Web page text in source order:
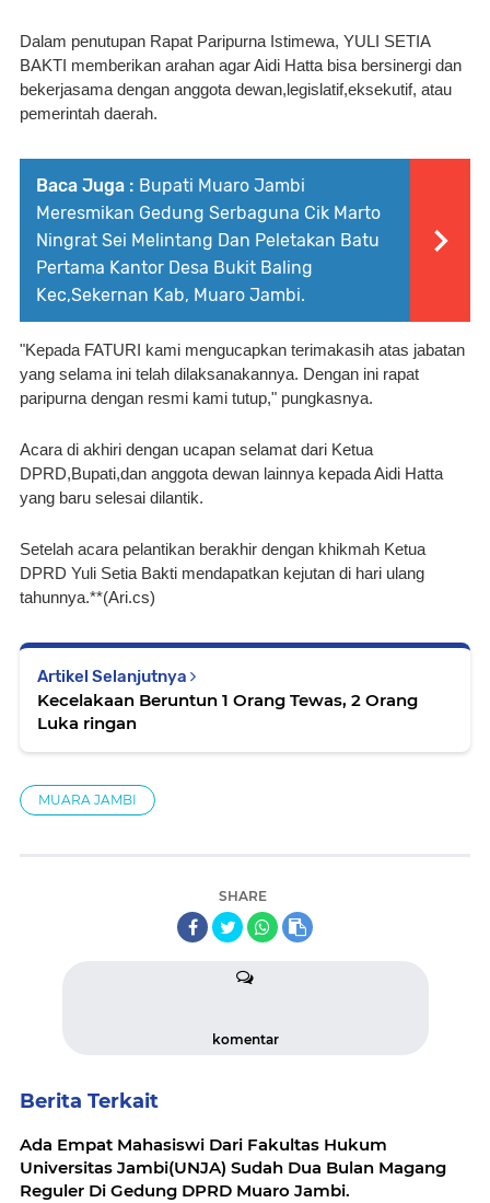
Dalam penutupan Rapat Paripurna Istimewa, YULI SETIA
BAKTI memberikan arahan agar Aidi Hatta bisa bersinergi dan
bekerjasama dengan anggota dewan,legislatif,eksekutif, atau
pemerintah daerah.
Baca Juga : Bupati Muaro Jambi
Meresmikan Gedung Serbaguna Cik Marto
Ningrat Sei Melintang Dan Peletakan Batu
Pertama Kantor Desa Bukit Baling
Kec,Sekernan Kab, Muaro Jambi.
"Kepada FATURI kami mengucapkan terimakasih atas jabatan
yang selama ini telah dilaksanakannya. Dengan ini rapat
paripurna dengan resmi kami tutup," pungkasnya.
Acara di akhiri dengan ucapan selamat dari Ketua
DPRD,Bupati,dan anggota dewan lainnya kepada Aidi Hatta
yang baru selesai dilantik.
Setelah acara pelantikan berakhir dengan khikmah Ketua
DPRD Yuli Setia Bakti mendapatkan kejutan di hari ulang
tahunnya.**(Ari.cs)
Artikel Selanjutnya
Kecelakaan Beruntun 1 Orang Tewas, 2 Orang
Luka ringan
MUARA JAMBI
SHARE
komentar
Berita Terkait
Ada Empat Mahasiswi Dari Fakultas Hukum
Universitas Jambi(UNJA) Sudah Dua Bulan Magang
Reguler Di Gedung DPRD Muaro Jambi.